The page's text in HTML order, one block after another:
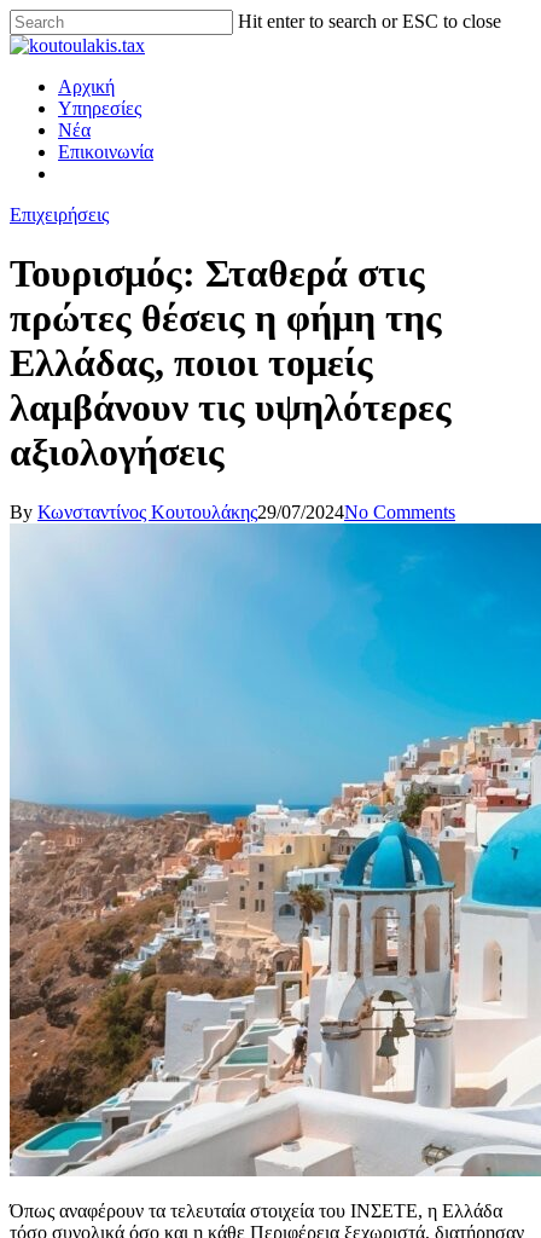
Hit enter to search or ESC to close
Αρχική
Υπηρεσίες
Νέα
Επικοινωνία
Επιχειρήσεις
Τουρισμός: Σταθερά στις
πρώτες θέσεις η φήμη της
Ελλάδας, ποιοι τομείς
λαμβάνουν τις υψηλότερες
αξιολογήσεις
By Κωνσταντίνος Κουτουλάκης29/07/2024No Comments
Όπως αναφέρουν τα τελευταία στοιχεία του ΙΝΣΕΤΕ, η Ελλάδα
τόσο συνολικά όσο και η κάθε Περιφέρεια ξεχωριστά, διατήρησαν